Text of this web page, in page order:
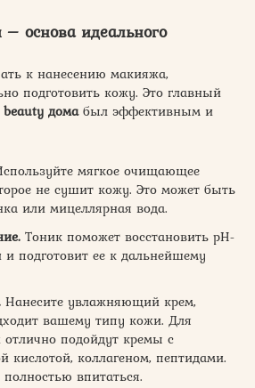
основа идеального
к нанесению макияжа,
подготовить кожу. Это главный
beauty домабыл эффективным и
мягкое очищающее
не сушит кожу. Это может быть
или мицеллярная вода.
Тоник поможет восстановить pH-
подготовит ее к дальнейшему
Нанесите увлажняющий крем,
вашему типу кожи. Для
подойдут кремы с
кислотой, коллагеном, пептидами.
впитаться.